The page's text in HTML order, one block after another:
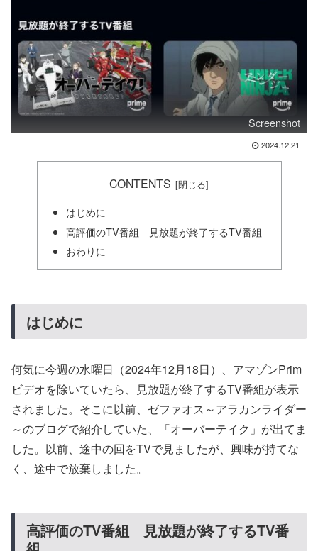
Screenshot
2024.12.21
CONTENTS
はじめに
高評価のTV番組 見放題が終了するTV番組
おわりに
はじめに
何気に今週の水曜日（2024年12月18日）、アマゾンPrim
ビデオを除いていたら、見放題が終了するTV番組が表示
されました。そこに以前、ゼファオス～アラカンライダー
～のブログで紹介していた、「オーバーテイク」が出てま
した。以前、途中の回をTVで見ましたが、興味が持てな
く、途中で放棄しました。
高評価のTV番組 見放題が終了するTV番